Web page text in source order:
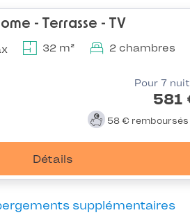
- Terrasse - TV
32 m² 2 chambres
Pour 7
581
58 € remboursés
Détails
supplémentaires